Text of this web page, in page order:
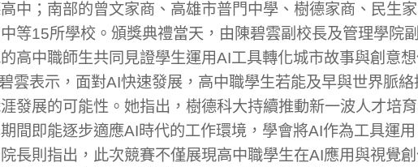
中；南部的曾文家商、高雄市普門中學、樹德家商、民生
等15所學校。頒獎典禮當天，由陳碧雲副校長及管理學院
高中職師生共同見證學生運用AI工具轉化城市故事與創意
表示，面對AI快速發展，高中職學生若能及早與世界脈絡
發展的可能性。她指出，樹德科大持續推動新一波人才培
間即能逐步適應AI時代的工作環境，學會將AI作為工具運
長則指出，此次競賽不僅展現高中職學生在AI應用與視覺